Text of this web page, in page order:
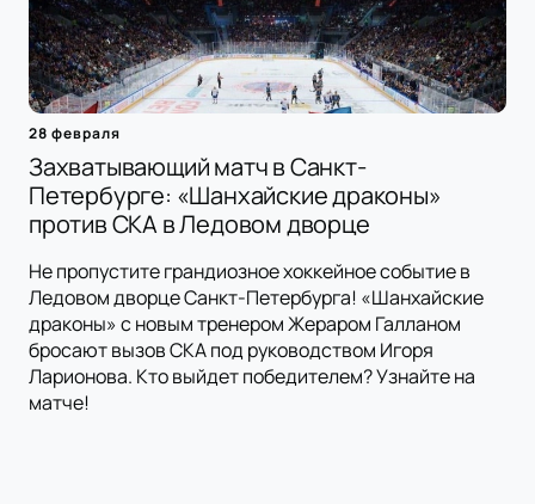
28 февраля
Захватывающий матч в Санкт-
Петербурге: «Шанхайские драконы»
против СКА в Ледовом дворце
Не пропустите грандиозное хоккейное событие в
Ледовом дворце Санкт-Петербурга! «Шанхайские
драконы» с новым тренером Жераром Галланом
бросают вызов СКА под руководством Игоря
Ларионова. Кто выйдет победителем? Узнайте на
матче!